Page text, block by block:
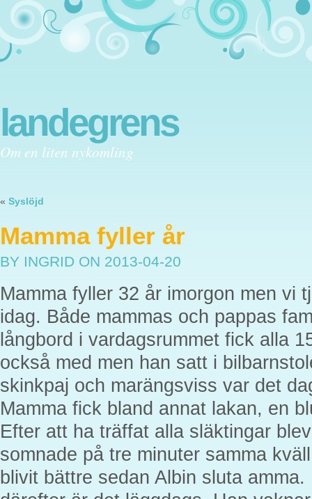
landegrens
Om en liten nykomling
« Syslöjd
Mamma fyller år
BY INGRID ON 2013-04-20
Mamma fyller 32 år imorgon men vi
idag. Både mammas och pappas
långbord i vardagsrummet fick alla
också med men han satt i
skinkpaj och marängsviss var det
Mamma fick bland annat lakan, en
Efter att ha träffat alla släktingar
somnade på tre minuter samma
blivit bättre sedan Albin sluta